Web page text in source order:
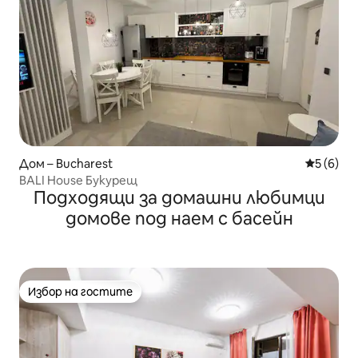
Дом – Bucharest Средна
5 (6)
BALI House Букурещ
Подходящи за домашни любимци
домове под наем с басейн
Избор на гостите
Избор на гостите